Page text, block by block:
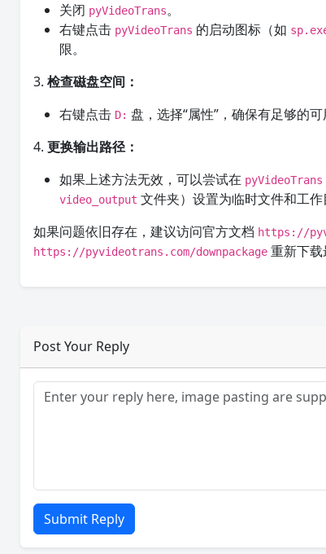
关闭 pyVideoTrans。
右键点击 pyVideoTrans 的启动图标（如
限。
3.检查磁盘空间：
右键点击 D: 盘，选择“属性”，确保有足够的
4.更换输出路径：
如果上述方法无效，可以尝试在 pyVideoTrans
video_output 文件夹）设置为临时文件和工作
如果问题依旧存在，建议访问官方文档 https://
https://pyvideotrans.com/downpackage 重新下载
Post Your Reply
Submit Reply